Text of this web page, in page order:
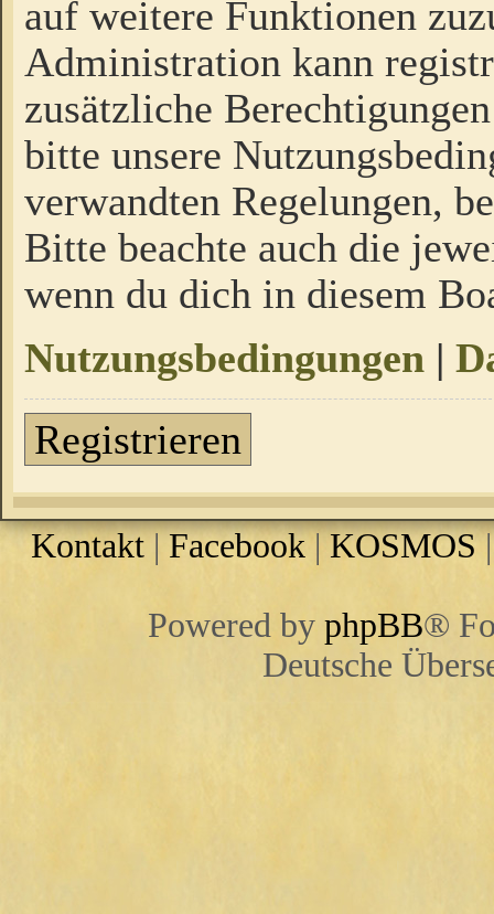
auf weitere Funktionen
Administration kann
zusätzliche
bitte unsere
verwandten Regelungen,
Bitte beachte auch die
wenn du dich in diesem
Nutzungsbedingungen |
Registrieren
Kontakt | Facebook |KOSMOS
Powered by phpBB®
Deutsche